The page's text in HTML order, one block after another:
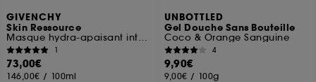
GIVENCHY
Skin Ressource
Masque hydra-apaisant intense
1
73,00€
146,00€ / 100ml
UNBOTTLED
Gel Douche Sans Bouteille
Coco & Orange Sanguine
4
9,90€
9,00€ / 100g